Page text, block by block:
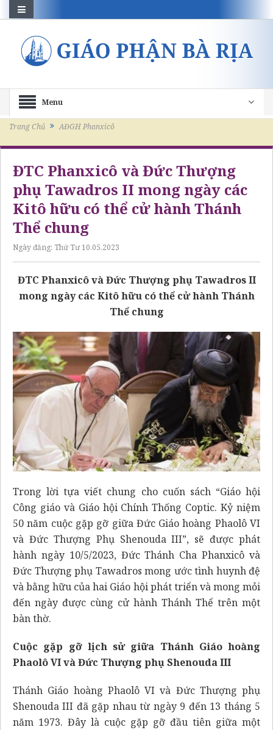
Menu
Trang Chủ AĐGH Phanxicô
ĐTC Phanxicô và Đức Thượng
phụ Tawadros II mong ngày các
Kitô hữu có thể cử hành Thánh
Thể chung
Ngày đăng: Thứ Tư 10.05.2023
ĐTC Phanxicô và Đức Thượng phụ Tawadros II
mong ngày các Kitô hữu có thể cử hành Thánh
Thể chung
Trong lời tựa viết chung cho cuốn sách “Giáo hội
Công giáo và Giáo hội Chính Thống Coptic. Kỷ niệm
50 năm cuộc gặp gỡ giữa Đức Giáo hoàng Phaolô VI
và Đức Thượng Phụ Shenouda III”, sẽ được phát
hành ngày 10/5/2023, Đức Thánh Cha Phanxicô và
Đức Thượng phụ Tawadros mong ước tình huynh đệ
và bằng hữu của hai Giáo hội phát triển và mong mỏi
đến ngày được cùng cử hành Thánh Thể trên một
bàn thờ.
Cuộc gặp gỡ lịch sử giữa Thánh Giáo hoàng
Phaolô VI và Đức Thượng phụ Shenouda III
Thánh Giáo hoàng Phaolô VI và Đức Thượng phụ
Shenouda III đã gặp nhau từ ngày 9 đến 13 tháng 5
năm 1973. Đây là cuộc gặp gỡ đầu tiên giữa một